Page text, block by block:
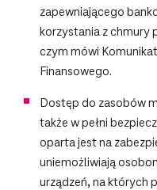
zapewniającego
korzystania z chmury
czym mówi
Finansowego.
Dostęp do zasobów
także w pełni
oparta jest na
uniemożliwiają
urządzeń, na których